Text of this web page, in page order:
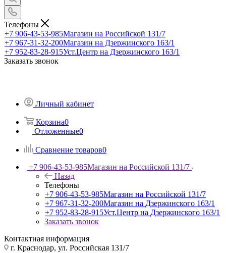
Телефоны
+7 906-43-53-985Магазин на Российской 131/7
+7 967-31-32-200Магазин на Дзержинского 163/1
+7 952-83-28-915Уст.Центр на Дзержинского 163/1
Заказать звонок
Личный кабинет
Корзина0
Отложенные0
Сравнение товаров0
+7 906-43-53-985Магазин на Российской 131/7
Назад
Телефоны
+7 906-43-53-985Магазин на Российской 131/7
+7 967-31-32-200Магазин на Дзержинского 163/1
+7 952-83-28-915Уст.Центр на Дзержинского 163/1
Заказать звонок
Контактная информация
г. Краснодар, ул. Российская 131/7